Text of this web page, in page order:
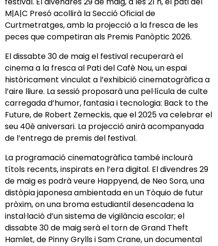
M|A|C Presó acollirà la Secció Oficial de
Curtmetratges, amb la projecció a la fresca de les
peces que competiran als Premis Panòptic 2026.
El dissabte 30 de maig el festival recuperarà el
cinema a la fresca al Pati del Cafè Nou, un espai
històricament vinculat a l’exhibició cinematogràfica a
l’aire lliure. La sessió proposarà una pel·lícula de culte
carregada d’humor, fantasia i tecnologia: Back to the
Future, de Robert Zemeckis, que el 2025 va celebrar el
seu 40è aniversari. La projecció anirà acompanyada
de l’entrega de premis del festival.
La programació cinematogràfica també inclourà
títols recents, inspirats en l’era digital. El divendres 29
de maig es podrà veure Happyend, de Neo Sora, una
distòpia japonesa ambientada en un Tòquio de futur
pròxim, on una broma estudiantil desencadena la
instal·lació d’un sistema de vigilància escolar; el
dissabte 30 de maig serà el torn de Grand Theft
Hamlet, de Pinny Grylls i Sam Crane, un documental